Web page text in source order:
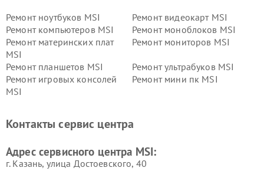
Ремонт ноутбуков MSI
Ремонт видеокарт MSI
Ремонт компьютеров MSI
Ремонт моноблоков MSI
Ремонт материнских плат
MSI
Ремонт мониторов MSI
Ремонт планшетов MSI
Ремонт ультрабуков MSI
Ремонт игровых консолей
MSI
Ремонт мини пк MSI
Контакты сервис центра
Адрес сервисного центра MSI:
г. Казань, улица Достоевского, 40